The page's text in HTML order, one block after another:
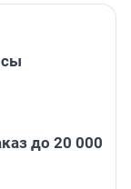
до 20 000